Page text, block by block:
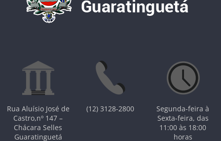
Rua Aluísio José de
Castro,nº 147 –
Chácara Selles
Guaratinguetá
(12) 3128-2800
Segunda-feira à
Sexta-feira, das
11:00 às 18:00
horas